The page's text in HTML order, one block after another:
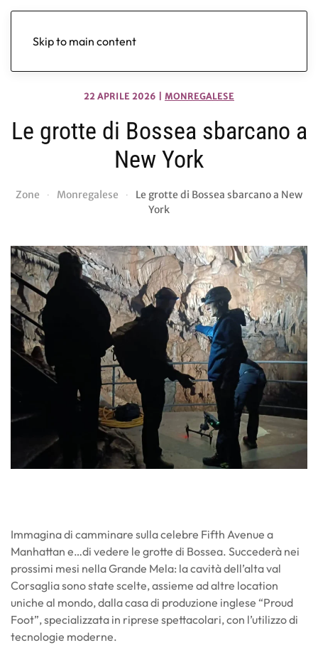
Skip to main content
22 APRILE 2026 MONREGALESE
Le grotte di Bossea sbarcano a
New York
Zone Monregalese
Le grotte di Bossea sbarcano a New
York
Immagina di camminare sulla celebre Fifth Avenue a
Manhattan e…di vedere le grotte di Bossea. Succederà nei
prossimi mesi nella Grande Mela: la cavità dell’alta val
Corsaglia sono state scelte, assieme ad altre location
uniche al mondo, dalla casa di produzione inglese “Proud
Foot”, specializzata in riprese spettacolari, con l’utilizzo di
tecnologie moderne.